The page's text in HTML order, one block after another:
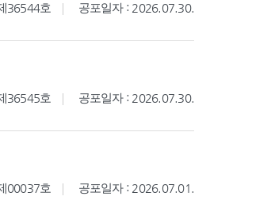
36544호 공포일자 : 2026.07.30.
36545호 공포일자 : 2026.07.30.
00037호 공포일자 : 2026.07.01.